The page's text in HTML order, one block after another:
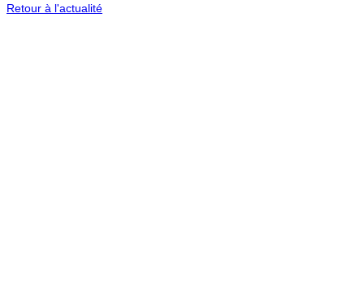
Retour à l'actualité